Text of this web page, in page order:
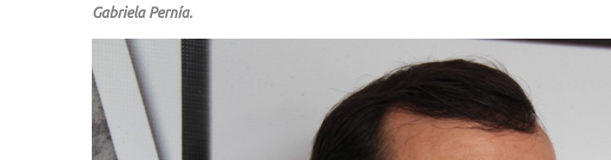
Gabriela Pernía.